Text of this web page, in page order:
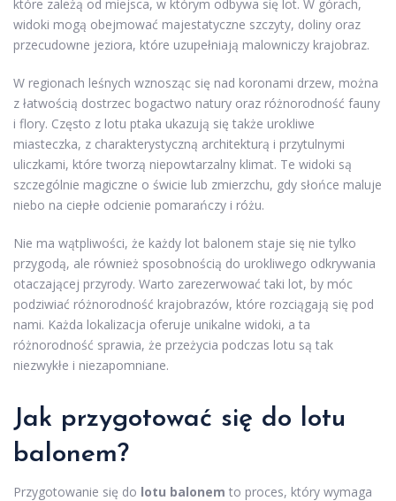
które zależą od miejsca, w którym odbywa się lot. W górach,
widoki mogą obejmować majestatyczne szczyty, doliny oraz
przecudowne jeziora, które uzupełniają malowniczy krajobraz.
W regionach leśnych wznosząc się nad koronami drzew, można
z łatwością dostrzec bogactwo natury oraz różnorodność fauny
i flory. Często z lotu ptaka ukazują się także urokliwe
miasteczka, z charakterystyczną architekturą i przytulnymi
uliczkami, które tworzą niepowtarzalny klimat. Te widoki są
szczególnie magiczne o świcie lub zmierzchu, gdy słońce maluje
niebo na ciepłe odcienie pomarańczy i różu.
Nie ma wątpliwości, że każdy lot balonem staje się nie tylko
przygodą, ale również sposobnością do urokliwego odkrywania
otaczającej przyrody. Warto zarezerwować taki lot, by móc
podziwiać różnorodność krajobrazów, które rozciągają się pod
nami. Każda lokalizacja oferuje unikalne widoki, a ta
różnorodność sprawia, że przeżycia podczas lotu są tak
niezwykłe i niezapomniane.
Jak przygotować się do lotu
balonem?
Przygotowanie się do lotu balonem to proces, który wymaga